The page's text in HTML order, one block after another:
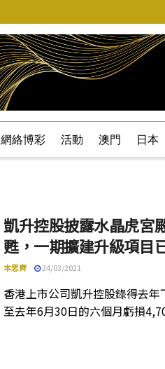
網絡博彩 活動 澳門 日本
凱升控股披露水晶虎宮
甦，一期擴建升級項目
本思齊 24/03/2021
香港上市公司凱升控股錄得去
至去年6月30日的六個月虧損